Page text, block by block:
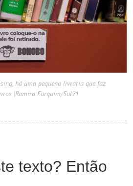
há uma pequena livraria que faz
|Ramiro Furquim/Sul21
texto? Então